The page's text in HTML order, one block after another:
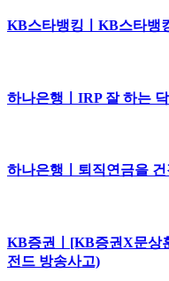
KB스타뱅킹ㅣKB스타뱅
하나은행ㅣIRP 잘 하는
하나은행ㅣ퇴직연금을
KB증권ㅣ[KB증권X문상
전드 방송사고)